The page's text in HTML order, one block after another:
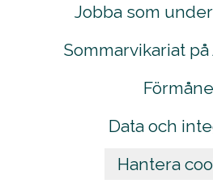
Jobba som
Sommarvikariat
Data och
Hantera